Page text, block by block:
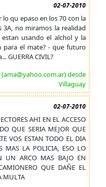
02-07-2010
qu epaso en los 70 con la
no miramos la realidad
usando el alchol y la
para el mate? - que futuro
GUERRA CIVIL?
desde
Villaguay
02-07-2010
AHI EN EL ACCESO
QUE SERIA MEJOR QUE
VOS ESTAN TODO EL DIA
MAS LA POLICIA, ESO LO
UN ARCO MAS BAJO EN
QUE DAÑE EL
MULTA